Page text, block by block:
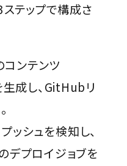
テップで構成さ
コンテンツ
成し、GitHubリ
プッシュを検知し、
デプロイジョブを